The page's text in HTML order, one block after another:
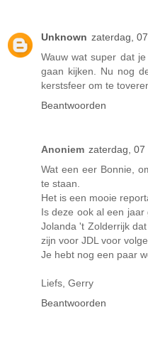
Unknown zaterdag,
Wauw wat super dat
gaan kijken. Nu nog
kerstsfeer om te
Beantwoorden
Anoniem zaterdag, 07
Wat een eer Bonnie,
te staan.
Het is een mooie
Is deze ook al een
Jolanda 't Zolderrijk
zijn voor JDL voor
Je hebt nog een paar
Liefs, Gerry
Beantwoorden